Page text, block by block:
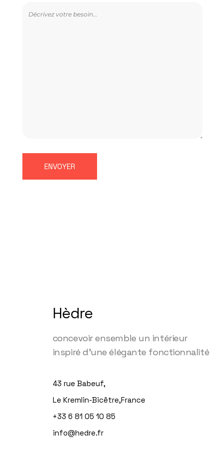
ENVOYER
Hèdre
concevoir ensemble un intérieur
inspiré d'une élégante fonctionnalité
43 rue Babeuf,
Le Kremlin-Bicêtre,France
+33 6 81 05 10 85
info@hedre.fr